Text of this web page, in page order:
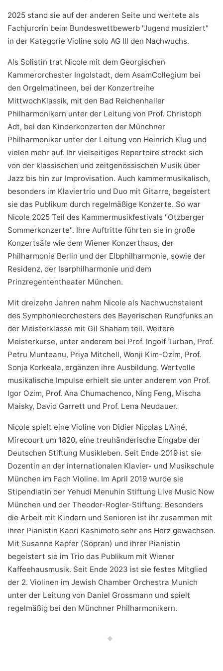
2025 stand sie auf der anderen Seite und wertete als
Fachjurorin beim Bundeswettbewerb "Jugend musiziert"
in der Kategorie Violine solo AG III den Nachwuchs.
Als Solistin trat Nicole mit dem Georgischen
Kammerorchester Ingolstadt, dem AsamCollegium bei
den Orgelmatineen, bei der Konzertreihe
MittwochKlassik, mit den Bad Reichenhaller
Philharmonikern unter der Leitung von Prof. Christoph
Adt, bei den Kinderkonzerten der Münchner
Philharmoniker unter der Leitung von Heinrich Klug und
vielen mehr auf. Ihr vielseitiges Repertoire streckt sich
von der klassischen und zeitgenössischen Musik über
Jazz bis hin zur Improvisation. Auch kammermusikalisch,
besonders im Klaviertrio und Duo mit Gitarre, begeistert
sie das Publikum durch regelmäßige Konzerte. So war
Nicole 2025 Teil des Kammermusikfestivals "Otzberger
Sommerkonzerte". Ihre Auftritte führten sie in große
Konzertsäle wie dem Wiener Konzerthaus, der
Philharmonie Berlin und der Elbphilharmonie, sowie der
Residenz, der Isarphilharmonie und dem
Prinzregententheater München.
Mit dreizehn Jahren nahm Nicole als Nachwuchstalent
des Symphonieorchesters des Bayerischen Rundfunks an
der Meisterklasse mit Gil Shaham teil. Weitere
Meisterkurse, unter anderem bei Prof. Ingolf Turban, Prof.
Petru Munteanu, Priya Mitchell, Wonji Kim-Ozim, Prof.
Sonja Korkeala, ergänzen ihre Ausbildung. Wertvolle
musikalische Impulse erhielt sie unter anderem von Prof.
Igor Ozim, Prof. Ana Chumachenco, Ning Feng, Mischa
Maisky, David Garrett und Prof. Lena Neudauer.
Nicole spielt eine Violine von Didier Nicolas L'Ainé,
Mirecourt um 1820, eine treuhänderische Eingabe der
Deutschen Stiftung Musikleben. Seit Ende 2019 ist sie
Dozentin an der internationalen Klavier- und Musikschule
München im Fach Violine. Im April 2019 wurde sie
Stipendiatin der Yehudi Menuhin Stiftung Live Music Now
München und der Theodor-Rogler-Stiftung. Besonders
die Arbeit mit Kindern und Senioren ist ihr zusammen mit
ihrer Pianistin Kaori Kashimoto sehr ans Herz gewachsen.
Mit Susanne Kapfer (Sopran) und ihrer Pianistin
begeistert sie im Trio das Publikum mit Wiener
Kaffeehausmusik. Seit Ende 2023 ist sie festes Mitglied
der 2. Violinen im Jewish Chamber Orchestra Munich
unter der Leitung von Daniel Grossmann und spielt
regelmäßig bei den Münchner Philharmonikern.